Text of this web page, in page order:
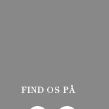
FIND OS PÅ